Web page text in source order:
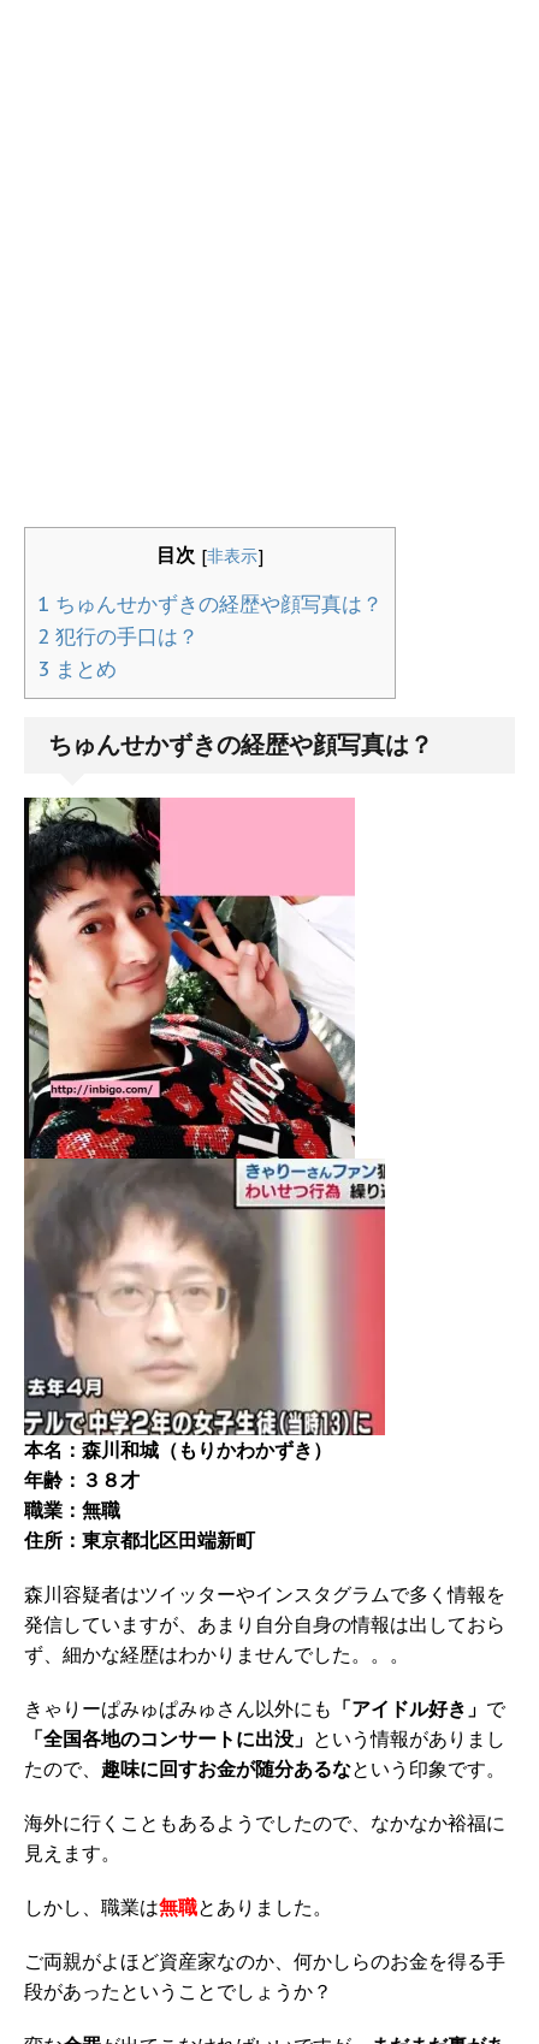
目次 [非表示]
1 ちゅんせかずきの経歴や顔写真は？
2 犯行の手口は？
3 まとめ
ちゅんせかずきの経歴や顔写真は？
本名：森川和城（もりかわかずき）
年齢：３８才
職業：無職
住所：東京都北区田端新町
森川容疑者はツイッターやインスタグラムで多く情報を
発信していますが、あまり自分自身の情報は出しておら
ず、細かな経歴はわかりませんでした。。。
きゃりーぱみゅぱみゅさん以外にも 「アイドル好き」 で
「全国各地のコンサートに出没」 という情報がありまし
たので、 趣味に回すお金が随分あるなという印象です。
海外に行くこともあるようでしたので、なかなか裕福に
見えます。
しかし、職業は無職とありました。
ご両親がよほど資産家なのか、何かしらのお金を得る手
段があったということでしょうか？